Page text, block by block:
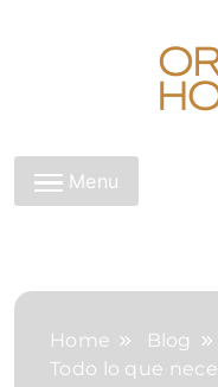
Original
Menu
Home
Blog
Todo lo que